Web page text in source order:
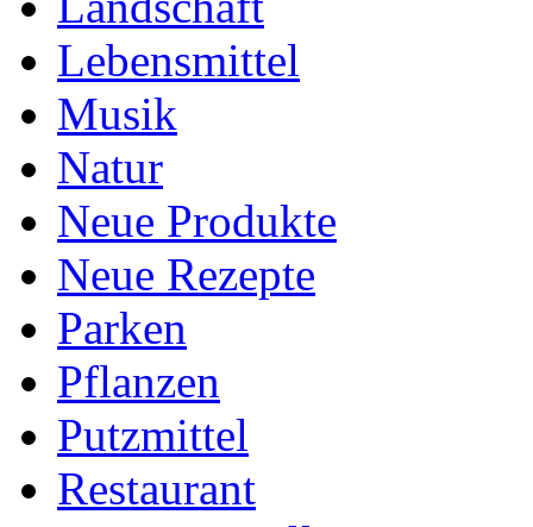
Lebensmittel
Musik
Natur
Neue Produkte
Neue Rezepte
Parken
Pflanzen
Putzmittel
Restaurant